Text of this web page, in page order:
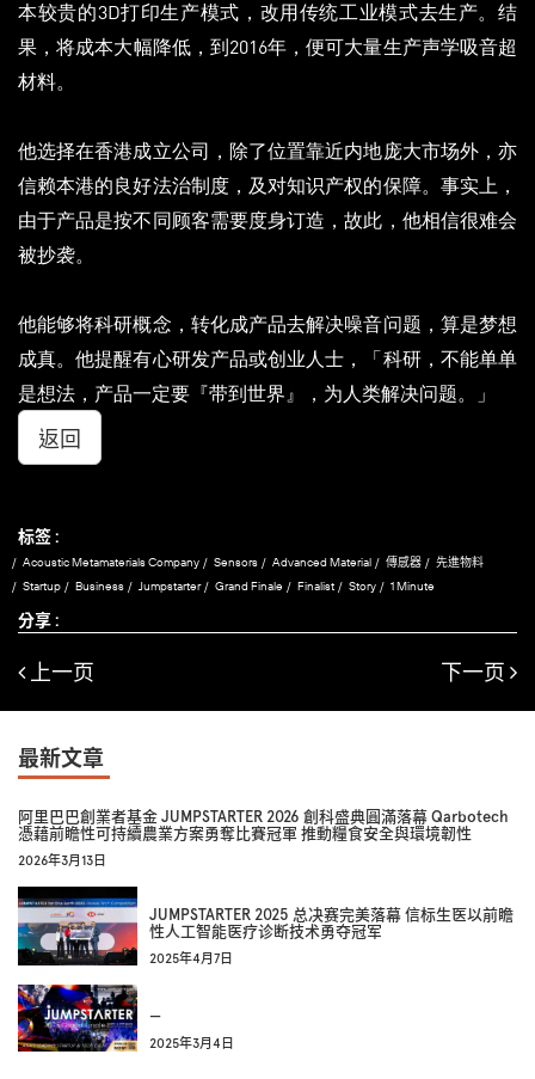
本较贵的3D打印生产模式，改用传统工业模式去生产。结
果，将成本大幅降低，到2016年，便可大量生产声学吸音超
材料。
他选择在香港成立公司，除了位置靠近内地庞大市场外，亦
信赖本港的良好法治制度，及对知识产权的保障。事实上，
由于产品是按不同顾客需要度身订造，故此，他相信很难会
被抄袭。
他能够将科研概念，转化成产品去解决噪音问题，算是梦想
成真。他提醒有心研发产品或创业人士，「科研，不能单单
是想法，产品一定要『带到世界』，为人类解决问题。」
返回
标签 :
Acoustic Metamaterials Company Sensors Advanced Material 傳感器
先進物料
Startup
Business Jumpstarter Grand Finale Finalist Story 1 Minute
分享 :
上一页 下一页
最新文章
阿里巴巴創業者基金 JUMPSTARTER 2026 創科盛典圓滿落幕 Qarbotech
憑藉前瞻性可持續農業方案勇奪比賽冠軍 推動糧食安全與環境韌性
2026年3月13日
JUMPSTARTER 2025 总决赛完美落幕 信标生医以前瞻
性人工智能医疗诊断技术勇夺冠军
2025年4月7日
—
2025年3月4日